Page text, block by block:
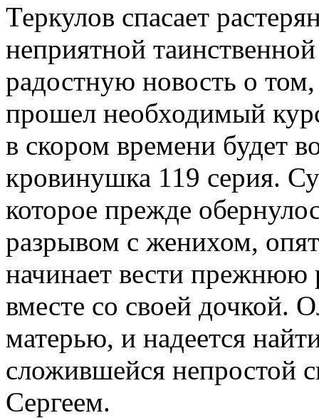
Теркулов спасает
неприятной
радостную новость о
прошел необходимый
в скором времени будет
кровинушка 119 серия.
которое прежде
разрывом с женихом,
начинает вести
вместе со своей дочкой.
матерью, и надеется
сложившейся непростой
Сергеем.